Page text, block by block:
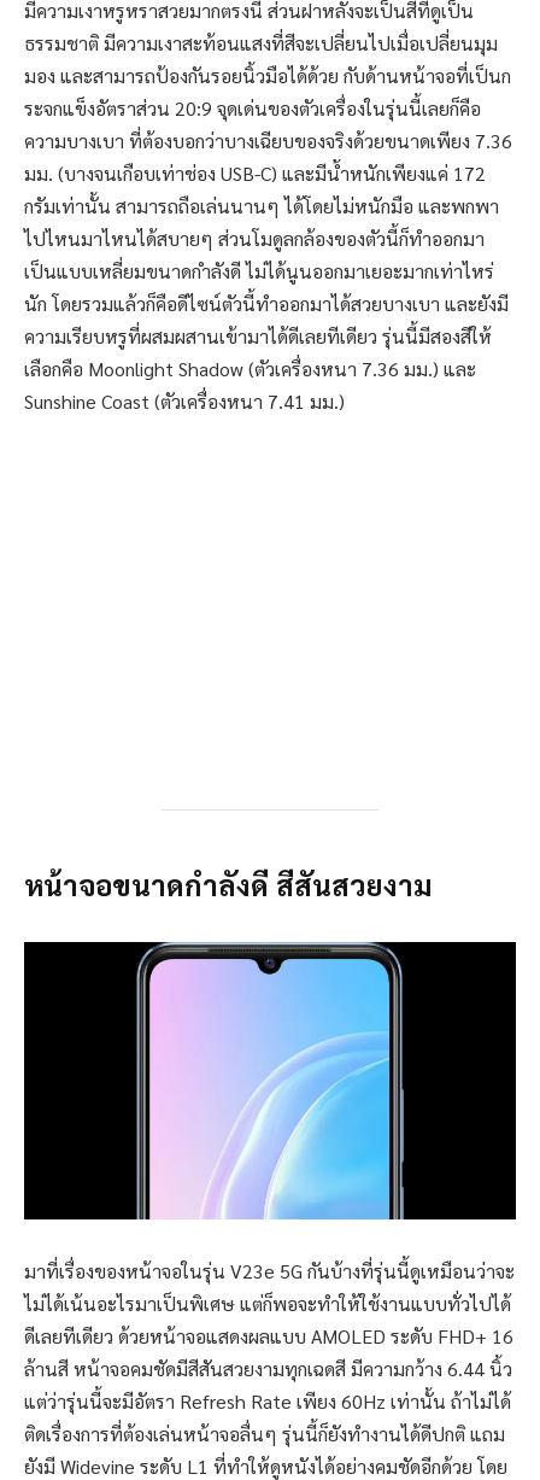
มีความเงาหรูหราสวยมากตรงนี้ ส่วนฝาหลังจะเป็นสีที่ดูเป็น
ธรรมชาติ มีความเงาสะท้อนแสงที่สีจะเปลี่ยนไปเมื่อเปลี่ยนมุม
มอง และสามารถป้องกันรอยนิ้วมือได้ด้วย กับด้านหน้าจอที่เป็นก
ระจกแข็งอัตราส่วน 20:9 จุดเด่นของตัวเครื่องในรุ่นนี้เลยก็คือ
ความบางเบา ที่ต้องบอกว่าบางเฉียบของจริงด้วยขนาดเพียง 7.36
มม. (บางจนเกือบเท่าช่อง USB-C) และมีน้ำหนักเพียงแค่ 172
กรัมเท่านั้น สามารถถือเล่นนานๆ ได้โดยไม่หนักมือ และพกพา
ไปไหนมาไหนได้สบายๆ ส่วนโมดูลกล้องของตัวนี้ก็ทำออกมา
เป็นแบบเหลี่ยมขนาดกำลังดี ไม่ได้นูนออกมาเยอะมากเท่าไหร่
นัก โดยรวมแล้วก็คือดีไซน์ตัวนี้ทำออกมาได้สวยบางเบา และยังมี
ความเรียบหรูที่ผสมผสานเข้ามาได้ดีเลยทีเดียว รุ่นนี้มีสองสีให้
เลือกคือ Moonlight Shadow (ตัวเครื่องหนา 7.36 มม.) และ
Sunshine Coast (ตัวเครื่องหนา 7.41 มม.)
หน้าจอขนาดกำลังดี สีสันสวยงาม
มาที่เรื่องของหน้าจอในรุ่น V23e 5G กันบ้างที่รุ่นนี้ดูเหมือนว่าจะ
ไม่ได้เน้นอะไรมาเป็นพิเศษ แต่ก็พอจะทำให้ใช้งานแบบทั่วไปได้
ดีเลยทีเดียว ด้วยหน้าจอแสดงผลแบบ AMOLED ระดับ FHD+ 16
ล้านสี หน้าจอคมชัดมีสีสันสวยงามทุกเฉดสี มีความกว้าง 6.44 นิ้ว
แต่ว่ารุ่นนี้จะมีอัตรา Refresh Rate เพียง 60Hz เท่านั้น ถ้าไม่ได้
ติดเรื่องการที่ต้องเล่นหน้าจอลื่นๆ รุ่นนี้ก็ยังทำงานได้ดีปกติ แถม
ยังมี Widevine ระดับ L1 ที่ทำให้ดูหนังได้อย่างคมชัดอีกด้วย โดย